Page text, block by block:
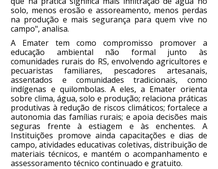
solo, menos erosão e assoreamento, menos perdas
na produção e mais segurança para quem vive no
campo", analisa.
A Emater tem como compromisso promover a
educação ambiental não formal junto às
comunidades rurais do RS, envolvendo agricultores e
pecuaristas familiares, pescadores artesanais,
assentados e comunidades tradicionais, como
indígenas e quilombolas. A eles, a Emater orienta
sobre clima, água, solo e produção; relaciona práticas
produtivas à redução de riscos climáticos; fortalece a
autonomia das famílias rurais; e apoia decisões mais
seguras frente à estiagem e às enchentes. A
Instituições promove ainda capacitações e dias de
campo, atividades educativas coletivas, distribuição de
materiais técnicos, e mantém o acompanhamento e
assessoramento técnico continuado e gratuito.